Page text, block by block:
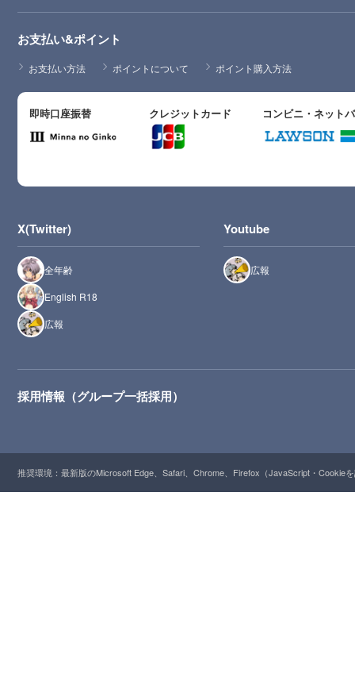
お支払い&ポイント
お支払い方法 ポイントについて ポイント購入方法
即時口座振替 クレジットカード コンビニ・ネット
X(Twitter)
全年齢
English R18
広報
Youtube
広報
採用情報（グループ一括採用）
推奨環境：最新版のMicrosoft Edge、Safari、Chrome、Firefox（JavaScript・Cookie